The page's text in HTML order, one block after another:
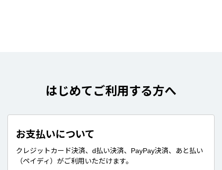
はじめてご利用する方へ
お支払いについて
クレジットカード決済、d払い決済、PayPay決済、あと払い
（ペイディ）がご利用いただけます。